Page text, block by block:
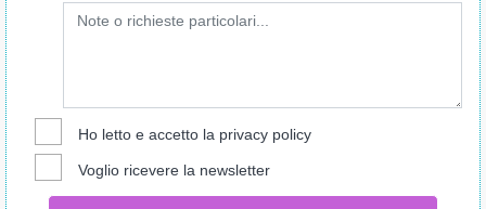
Ho letto e accetto la privacy policy
Voglio ricevere la newsletter